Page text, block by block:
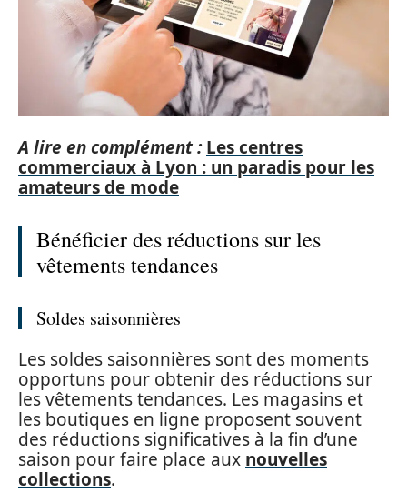
A lire en complément : Les centres
commerciaux à Lyon : un paradis pour les
amateurs de mode
Bénéficier des réductions sur les
vêtements tendances
Soldes saisonnières
Les soldes saisonnières sont des moments
opportuns pour obtenir des réductions sur
les vêtements tendances. Les magasins et
les boutiques en ligne proposent souvent
des réductions significatives à la fin d’une
saison pour faire place aux nouvelles
collections.